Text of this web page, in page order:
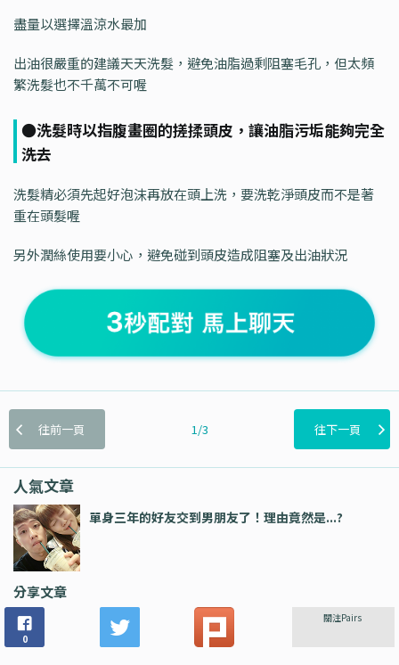
盡量以選擇溫涼水最加
出油很嚴重的建議天天洗髮，避免油脂過剩阻塞毛孔，但太頻
繁洗髮也不千萬不可喔
●洗髮時以指腹畫圈的搓揉頭皮，讓油脂污垢能夠完全
洗去
洗髮精必須先起好泡沫再放在頭上洗，要洗乾淨頭皮而不是著
重在頭髮喔
另外潤絲使用要小心，避免碰到頭皮造成阻塞及出油狀況
往前一頁 1/3 往下一頁
人氣文章
單身三年的好友交到男朋友了！理由竟然是...?
分享文章
0
關注Pairs